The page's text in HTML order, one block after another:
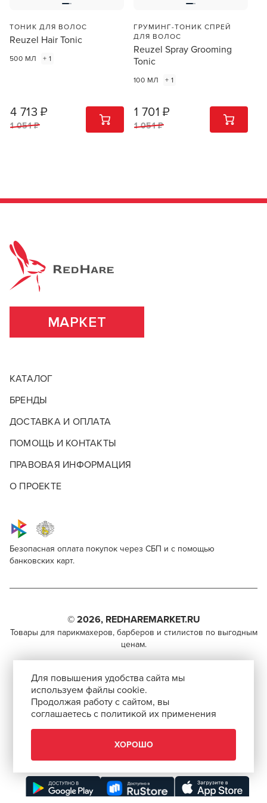
ВСЕ ХАРАКТЕРИСТИКИ
ПОДРОБНЕЕ О БРЕНДЕ
ТОНИК ДЛЯ ВОЛОС
Reuzel Hair Tonic
500 МЛ + 1
4 713 ₽
1 051 ₽
1 ШТ
ГРУМИНГ-ТОНИК СПРЕЙ
ДЛЯ ВОЛОС
Reuzel Spray Grooming
Tonic
100 МЛ + 1
1 701 ₽
1 051 ₽
1 ШТ
МАРКЕТ
КАТАЛОГ
БРЕНДЫ
ДОСТАВКА И ОПЛАТА
ПОМОЩЬ И КОНТАКТЫ
ПРАВОВАЯ ИНФОРМАЦИЯ
О ПРОЕКТЕ
Безопасная оплата покупок через СБП и с помощью
банковских карт.
© 2026, REDHAREMARKET.RU
Товары для парикмахеров, барберов и стилистов по выгодным
ценам.
+7 (495) 981-65-84
info@redhare.ru
г. Москва, ул. Нижняя Красносельская, 35-64,
СМОТРЕТЬ НА КАРТЕ
Для повышения удобства сайта мы
используем файлы cookie.
Продолжая работу с сайтом, вы
соглашаетесь с политикой их применения
ХОРОШО
Beardburys Freeze Condit
СКОПИРОВАТЬ ССЫЛКУ
ВКОНТАКТЕ
WHATSAPP
ЗАКРЫТЬ
парикмахерам, барберам, колористам и другим
специалистам бьюти-индустрии.
ХОРОШО
Продаём со скидкой!